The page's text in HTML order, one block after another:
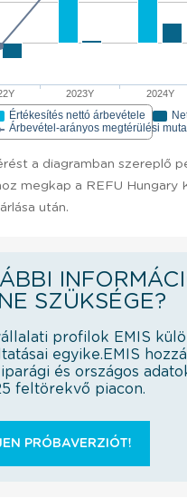
2023Y 2024Y
Értékesítés nettó árbevétele
Árbevétel-arányos megtérülési
a diagramban szereplő
megkap a REFU Hungary
után.
SZÜKSÉGE?
profilok EMIS
egyike.EMIS
és országos
feltörekvő piacon.
PRÓBAVERZIÓT!